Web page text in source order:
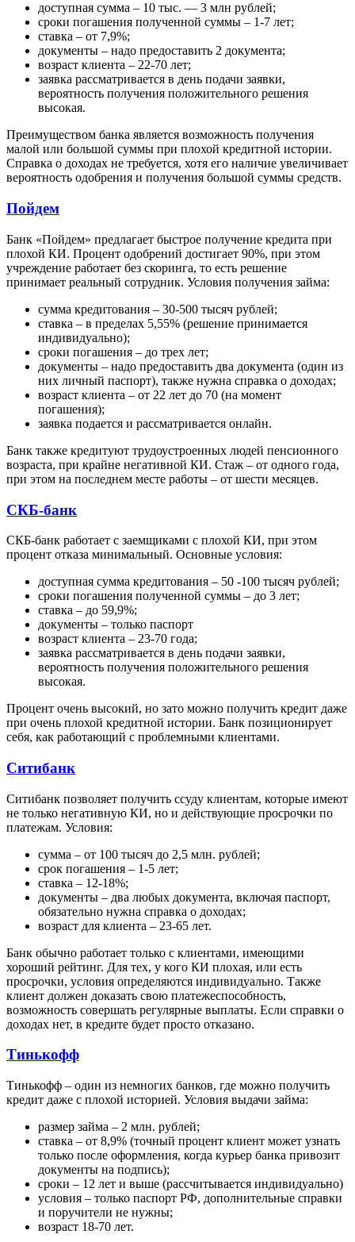
доступная сумма – 10 тыс. — 3 млн рублей;
сроки погашения полученной суммы – 1-7 лет;
ставка – от 7,9%;
документы – надо предоставить 2 документа;
возраст клиента – 22-70 лет;
заявка рассматривается в день подачи заявки,
вероятность получения положительного решения
высокая.
Преимуществом банка является возможность получения
малой или большой суммы при плохой кредитной истории.
Справка о доходах не требуется, хотя его наличие увеличивает
вероятность одобрения и получения большой суммы средств.
Пойдем
Банк «Пойдем» предлагает быстрое получение кредита при
плохой КИ. Процент одобрений достигает 90%, при этом
учреждение работает без скоринга, то есть решение
принимает реальный сотрудник. Условия получения займа:
сумма кредитования – 30-500 тысяч рублей;
ставка – в пределах 5,55% (решение принимается
индивидуально);
сроки погашения – до трех лет;
документы – надо предоставить два документа (один из
них личный паспорт), также нужна справка о доходах;
возраст клиента – от 22 лет до 70 (на момент
погашения);
заявка подается и рассматривается онлайн.
Банк также кредитуют трудоустроенных людей пенсионного
возраста, при крайне негативной КИ. Стаж – от одного года,
при этом на последнем месте работы – от шести месяцев.
СКБ-банк
СКБ-банк работает с заемщиками с плохой КИ, при этом
процент отказа минимальный. Основные условия:
доступная сумма кредитования – 50 -100 тысяч рублей;
сроки погашения полученной суммы – до 3 лет;
ставка – до 59,9%;
документы – только паспорт
возраст клиента – 23-70 года;
заявка рассматривается в день подачи заявки,
вероятность получения положительного решения
высокая.
Процент очень высокий, но зато можно получить кредит даже
при очень плохой кредитной истории. Банк позиционирует
себя, как работающий с проблемными клиентами.
Ситибанк
Ситибанк позволяет получить ссуду клиентам, которые имеют
не только негативную КИ, но и действующие просрочки по
платежам. Условия:
сумма – от 100 тысяч до 2,5 млн. рублей;
срок погашения – 1-5 лет;
ставка – 12-18%;
документы – два любых документа, включая паспорт,
обязательно нужна справка о доходах;
возраст для клиента – 23-65 лет.
Банк обычно работает только с клиентами, имеющими
хороший рейтинг. Для тех, у кого КИ плохая, или есть
просрочки, условия определяются индивидуально. Также
клиент должен доказать свою платежеспособность,
возможность совершать регулярные выплаты. Если справки о
доходах нет, в кредите будет просто отказано.
Тинькофф
Тинькофф – один из немногих банков, где можно получить
кредит даже с плохой историей. Условия выдачи займа:
размер займа – 2 млн. рублей;
ставка – от 8,9% (точный процент клиент может узнать
только после оформления, когда курьер банка привозит
документы на подпись);
сроки – 12 лет и выше (рассчитывается индивидуально)
условия – только паспорт РФ, дополнительные справки
и поручители не нужны;
возраст 18-70 лет.